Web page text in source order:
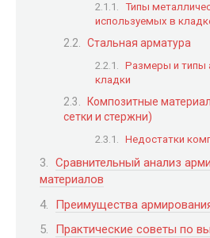
Типы
используемых в
Стальная арматура
Размеры и типы
кладки
Композитные
сетки и стержни)
Недостатки
Сравнительный анализ
материалов
Преимущества
Практические советы по